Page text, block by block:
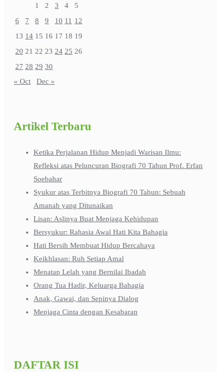
1
2 3 4
5
6
7 8 9 10 11 12
13 14 15 16 17 18 19
20 21 22 23 24 25 26
27 28 29 30
« Oct
Dec »
Artikel Terbaru
Ketika Perjalanan Hidup Menjadi Warisan Ilmu:
Refleksi atas Peluncuran Biografi 70 Tahun Prof. Erfan
Soebahar
Syukur atas Terbitnya Biografi 70 Tahun: Sebuah
Amanah yang Ditunaikan
Lisan: Aslinya Buat Menjaga Kehidupan
Bersyukur: Rahasia Awal Hati Kita Bahagia
Hati Bersih Membuat Hidup Bercahaya
Keikhlasan: Ruh Setiap Amal
Menatap Lelah yang Bernilai Ibadah
Orang Tua Hadir, Keluarga Bahagia
Anak, Gawai, dan Sepinya Dialog
Menjaga Cinta dengan Kesabaran
DAFTAR ISI